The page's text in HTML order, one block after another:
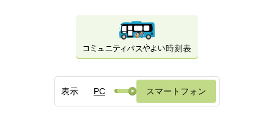
表示 PC スマートフォン